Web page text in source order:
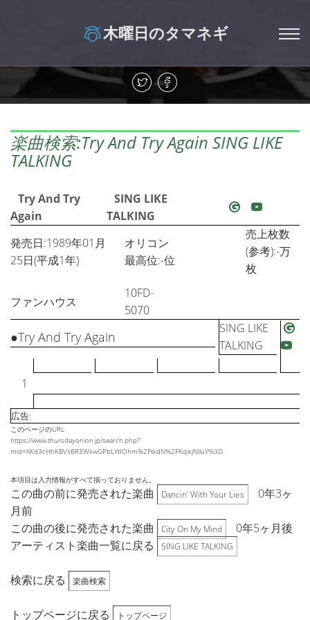
木曜日のタマネギ
楽曲検索:Try And Try Again SING LIKE
TALKING
Try And Try
Again
SING LIKE
TALKING
発売日:1989年01月
25日(平成1年)
オリコン
最高位:-位
売上枚数
(参考):-万
枚
ファンハウス
10FD-
5070
1
●Try And Try Again
SING LIKE
TALKING
広告:
このページのURL
https://www.thursdayonion.jp/search.php?
mid=XKd3cHhKBVsBR3WkwGPbLYtIOhm%2FtkdN%2FKqikjNlluY%3D
本項目は入力情報がすべて揃っておりません。
この曲の前に発売された楽曲 Dancin' With Your Lies
0年3ヶ
月前
この曲の後に発売された楽曲
City On My Mind
0年5ヶ月後
アーティスト楽曲一覧に戻る
SING LIKE TALKING
検索に戻る 楽曲検索
トップページに戻る トップページ